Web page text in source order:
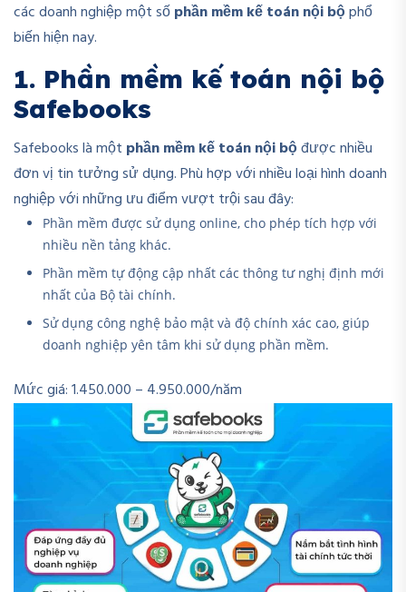
các doanh nghiệp một sốphần mềm kế toán nội bộphổ
biến hiện nay.
1. Phần mềm kế toán nội bộ
Safebooks
Safebooks là một phần mềm kế toán nội bộđược nhiều
đơn vị tin tưởng sử dụng. Phù hợp với nhiều loại hình doanh
nghiệp với những ưu điểm vượt trội sau đây:
Phần mềm được sử dụng online, cho phép tích hợp với
nhiều nền tảng khác.
Phần mềm tự động cập nhất các thông tư nghị định mới
nhất của Bộ tài chính.
Sử dụng công nghệ bảo mật và độ chính xác cao, giúp
doanh nghiệp yên tâm khi sử dụng phần mềm.
Mức giá: 1.450.000 – 4.950.000/năm